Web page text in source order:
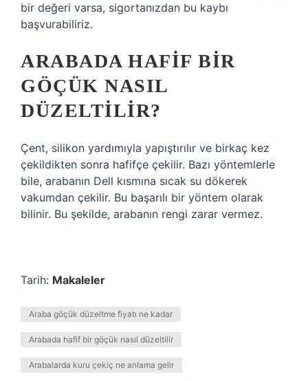
bir değeri varsa, sigortanızdan bu kaybı
başvurabiliriz.
ARABADA HAFIF BIR
GÖÇÜK NASIL
DÜZELTILIR?
Çent, silikon yardımıyla yapıştırılır ve birkaç kez
çekildikten sonra hafifçe çekilir. Bazı yöntemlerle
bile, arabanın Dell kısmına sıcak su dökerek
vakumdan çekilir. Bu başarılı bir yöntem olarak
bilinir. Bu şekilde, arabanın rengi zarar vermez.
Tarih: Makaleler
Araba göçük düzeltme fiyatı ne kadar
Arabada hafif bir göçük nasıl düzeltilir
Arabalarda kuru çekiç ne anlama gelir